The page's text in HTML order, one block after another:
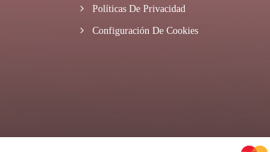
Políticas De Privacidad
Configuración De Cookies